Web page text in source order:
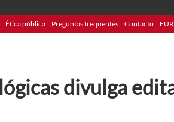
Ética pública Preguntas frequentes Contacto
divulga